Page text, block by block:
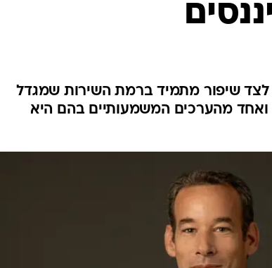
ספורט ביזנס
לסמנכ"ל שירות
לצד שיפור מתמיד ברמת השירות שמגדל
ואחד מהערכים המשמעותיים בהם היא